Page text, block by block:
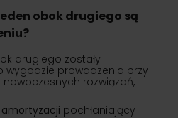
obok drugiego są
drugiego zostały
wygodzie prowadzenia przy
nowoczesnych rozwiązań,
pochłaniający